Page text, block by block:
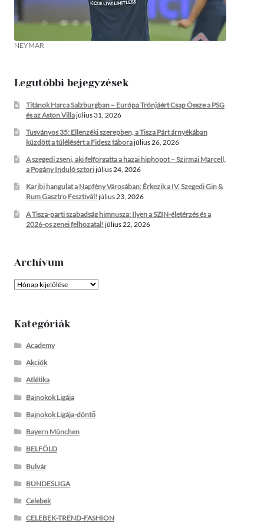
NEYMAR
Legutóbbi bejegyzések
Titánok Harca Salzburgban – Európa Trónjáért Csap Össze a PSG
és az Aston Villajúlius 31, 2026
Tusványos 35: Ellenzéki szerepben, a Tisza Párt árnyékában
küzdött a túlélésért a Fidesz táborajúlius 26, 2026
A szegedi zseni, aki felforgatta a hazai hiphopot – Szirmai Marcell,
a Pogány Induló sztorijúlius 24, 2026
Karibi hangulat a Napfény Városában: Érkezik a IV. Szegedi Gin &
Rum Gasztro Fesztivál! július 23, 2026
A Tisza-parti szabadság himnusza: Ilyen a SZIN-életérzés és a
2026-os zenei felhozatal! július 22, 2026
Archívum
Archívum
Kategóriák
Academy
Akciók
Atlétika
Bajnokok Ligája
Bajnokok Ligája-döntő
Bayern München
BELFÖLD
Bulvár
BUNDESLIGA
Celebek
CELEBEK-TREND-FASHION